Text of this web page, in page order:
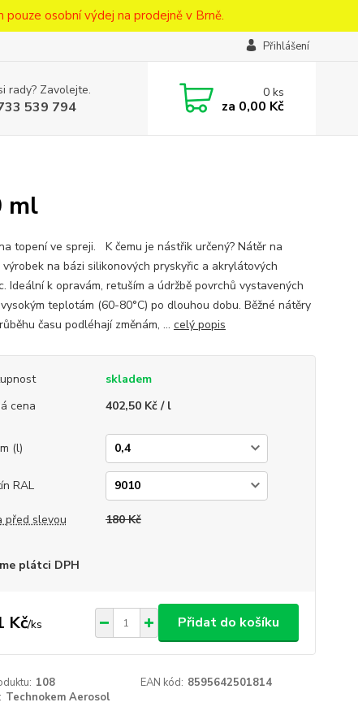
osobní výdej na prodejně v Brně.
Přihlášení
rady? Zavolejte.
539 794
0ks
za 0,00 Kč
ml
topení ve spreji. K čemu je nástřik určený? Nátěr na
na bázi silikonových pryskyřic a akrylátových
Ideální k opravám, retuším a údržbě povrchů vystavených
teplotám (60-80°C) po dlouhou dobu. Běžné nátěry
času podléhají změnám, ... celý popis
skladem
cena
402,50 Kč / l
(l)
RAL
před slevou 180 Kč
plátci DPH
Kč/ks Přidat do košíku
108 EAN kód: 8595642501814
Technokem Aerosol